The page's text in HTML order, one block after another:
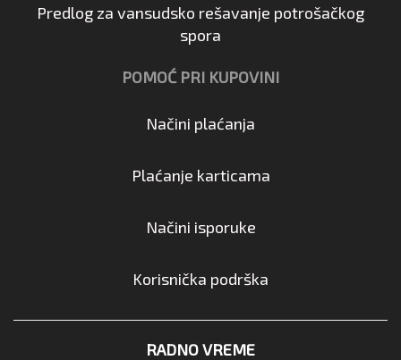
Predlog za vansudsko rešavanje potrošačkog
spora
POMOĆ PRI KUPOVINI
Načini plaćanja
Plaćanje karticama
Načini isporuke
Korisnička podrška
RADNO VREME